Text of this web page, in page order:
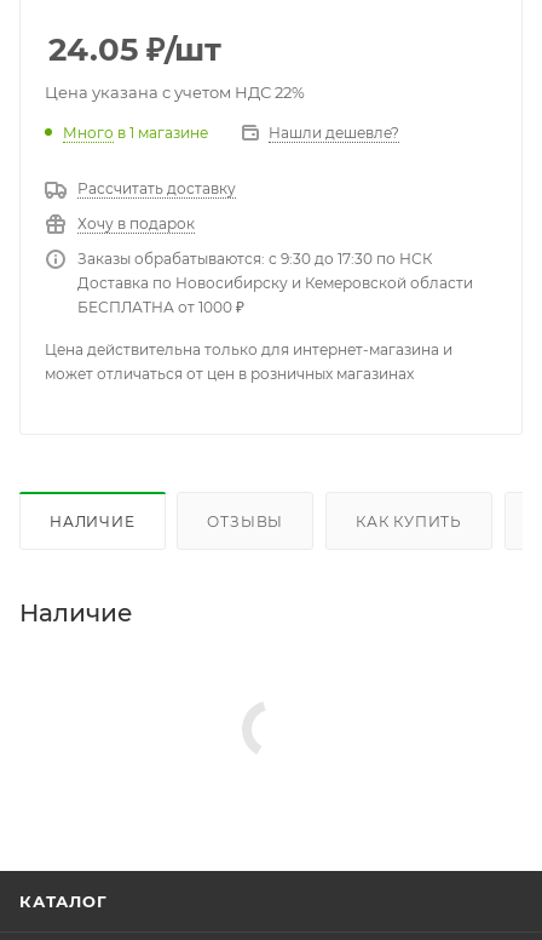
24.05 ₽/шт
Цена указана с учетом НДС 22%
Много в 1 магазине Нашли дешевле?
Рассчитать доставку
Хочу в подарок
Заказы обрабатываются: с 9:30 до 17:30 по НСК
Доставка по Новосибирску и Кемеровской области
БЕСПЛАТНА от 1000 ₽
Цена действительна только для интернет-магазина и
может отличаться от цен в розничных магазинах
НАЛИЧИЕ ОТЗЫВЫ КАК КУПИТЬ
Наличие
КАТАЛОГ